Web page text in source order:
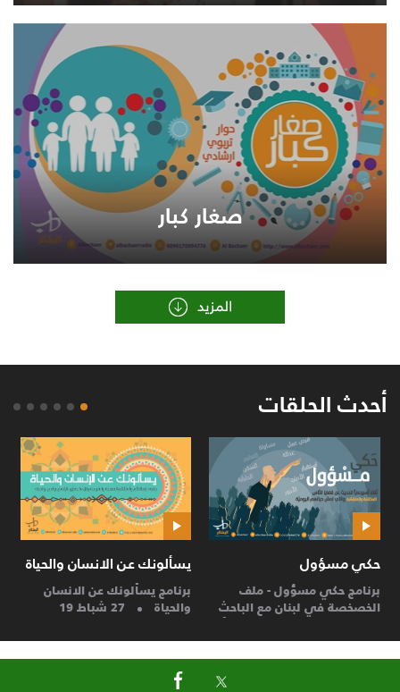
صغار كبار
أحدث الحلقات
حكي مسؤول
برنامج حكي مسؤول - ملف
الخصخصة في لبنان مع الباحث
السياسيّ والإقتصاديّ غالب أبو
مُصلح 27 شباط 19
يسألونك عن الانسان والحياة
برنامج يسألونك عن الانسان
والحياة 27 شباط 19